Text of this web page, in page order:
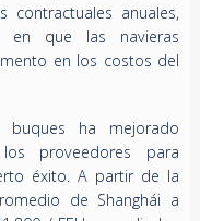
contractuales anuales,
que las navieras
en los costos del
buques ha mejorado
proveedores para
éxito. A partir de la
de Shanghái a